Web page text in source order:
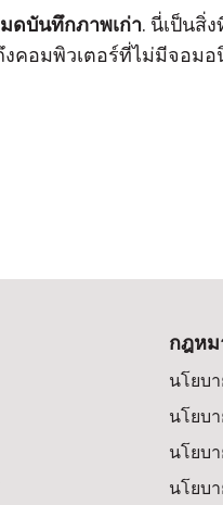
ดบันทึกภาพเก่า. นี่เป็นสิ่
คอมพิวเตอร์ที่ไม่มีจอมอ
กฎหม
นโยบ
นโยบ
นโยบ
นโยบ